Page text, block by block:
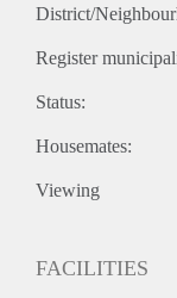
District/
Register
Status:
Housemates:
Viewing
FACILITIES